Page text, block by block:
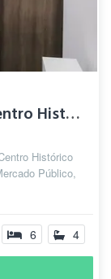
Quarto individual mobiliado -Centro Histórico
Histórico
Público,
6 4